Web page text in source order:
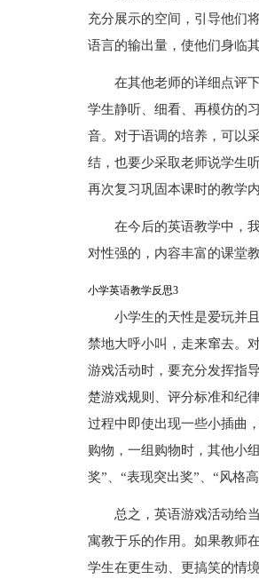
充分展示的空间，引导他们
语言的输出量，使他们身临
在其他老师的详细点评
学生静听、细看、再模仿的
音。对于语调的培养，可以
结，也要少采取老师说学生
再次复习巩固本课时的教学
在今后的英语教学中，
对性强的，内容丰富的课堂
小学英语教学反思3
小学生的天性是爱玩并
禁地大呼小叫，走来窜去。
游戏活动时，要充分发挥指
楚游戏规则、评分标准和纪
过程中即使出现一些小插曲
购物，一组购物时，其他小
奖”、“表现突出奖”、“风格
总之，英语游戏活动给
寓教于乐的作用。如果教师
学生在更生动、更搞笑的情